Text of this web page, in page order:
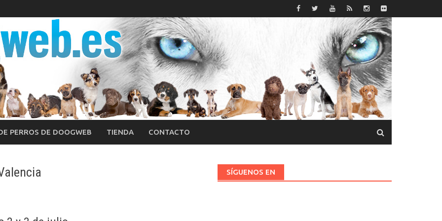
PERROS DE DOOGWEB TIENDA CONTACTO
SÍGUENOS EN